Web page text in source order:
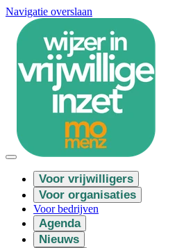
Navigatie overslaan
Voor vrijwilligers
Voor organisaties
Voor bedrijven
Agenda
Nieuws